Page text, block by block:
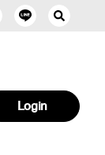
Login